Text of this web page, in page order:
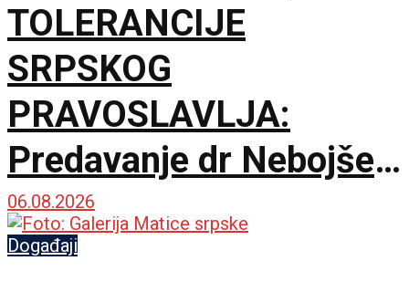
TOLERANCIJE
SRPSKOG
PRAVOSLAVLJA:
Predavanje dr Nebojše
Šuletića u Galeriji
Matice srpske
06.08.2026
Događaji